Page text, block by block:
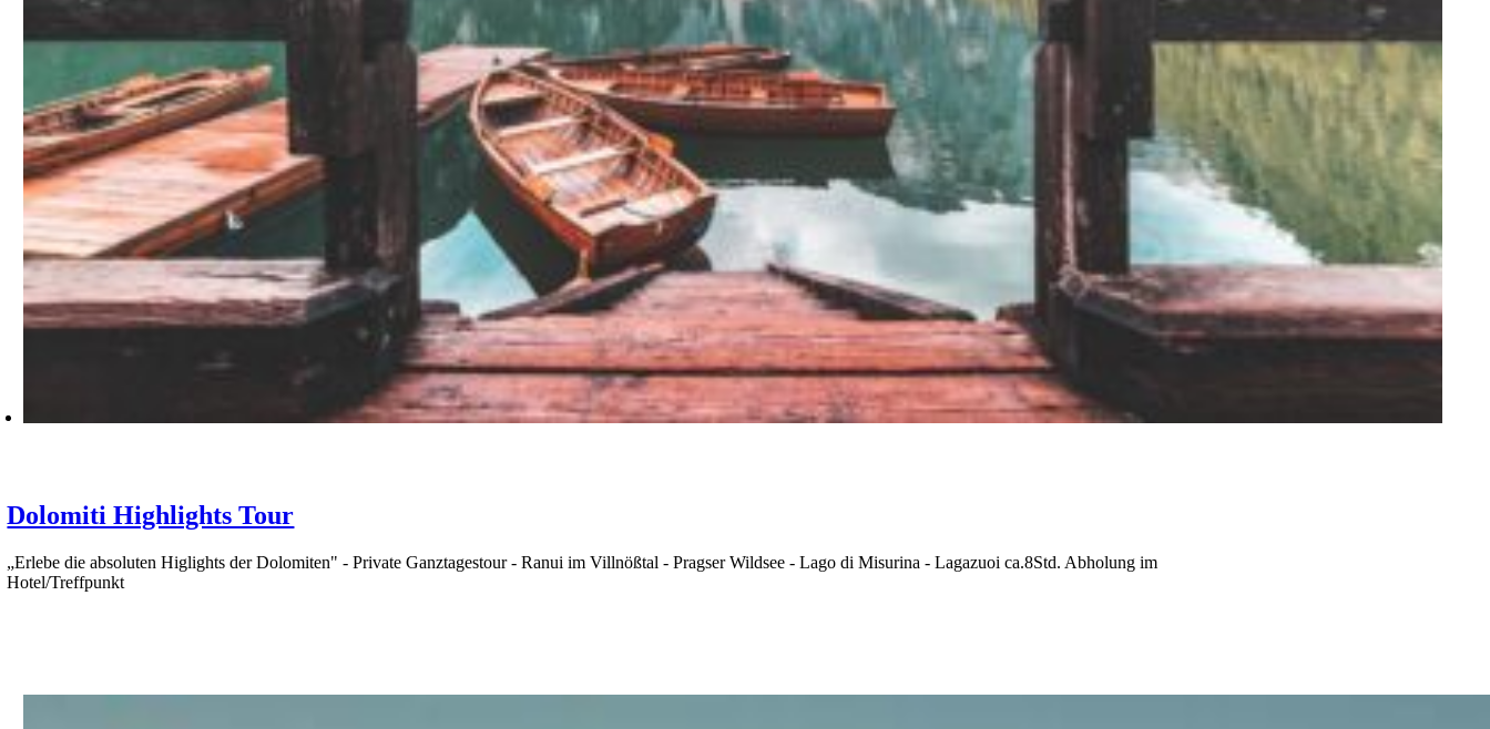
Dolomiti Highlights Tour
„Erlebe die absoluten Higlights der Dolomiten" - Private Ganztagestour - Ranui im Villnößtal - Pragser Wildsee - Lago di Misurina - Lagazuoi ca.8Std. Abholung im
Hotel/Treffpunkt